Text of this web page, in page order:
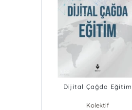
Dijital Çağda Eğitim
Kolektif